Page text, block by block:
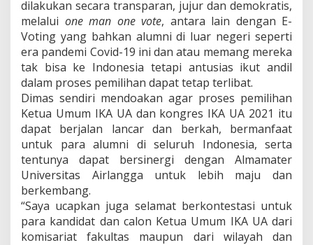
dilakukan secara transparan, jujur dan demokratis,
melalui one man one vote, antara lain dengan E-
Voting yang bahkan alumni di luar negeri seperti
era pandemi Covid-19 ini dan atau memang mereka
tak bisa ke Indonesia tetapi antusias ikut andil
dalam proses pemilihan dapat tetap terlibat.
Dimas sendiri mendoakan agar proses pemilihan
Ketua Umum IKA UA dan kongres IKA UA 2021 itu
dapat berjalan lancar dan berkah, bermanfaat
untuk para alumni di seluruh Indonesia, serta
tentunya dapat bersinergi dengan Almamater
Universitas Airlangga untuk lebih maju dan
berkembang.
“Saya ucapkan juga selamat berkontestasi untuk
para kandidat dan calon Ketua Umum IKA UA dari
komisariat fakultas maupun dari wilayah dan